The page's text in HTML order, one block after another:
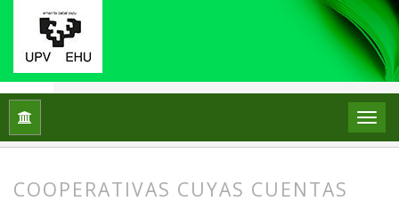
Inicio
COOPERATIVAS CUYAS CUENTAS